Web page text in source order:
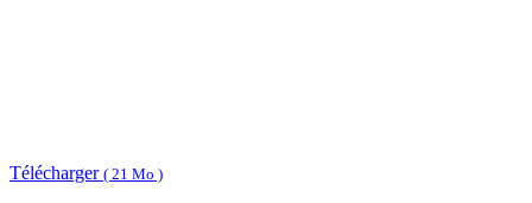
Télécharger ( 21 Mo )